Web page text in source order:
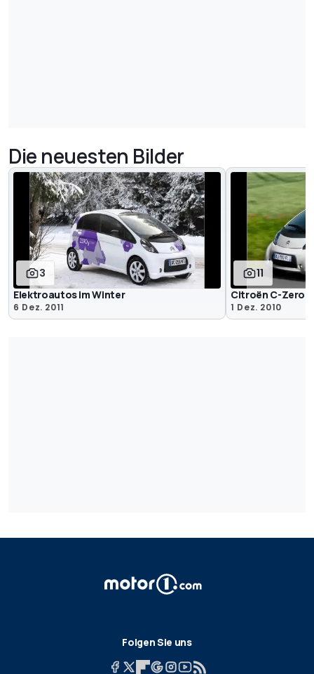
Die neuesten Bilder
3
Elektroautos im Winter
6 Dez. 2011
11
Citroën C-Zero
1 Dez. 2010
Folgen Sie uns